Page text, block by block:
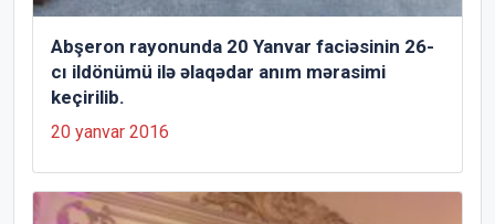
Abşeron rayonunda 20 Yanvar faciəsinin 26-
cı ildönümü ilə əlaqədar anım mərasimi
keçirilib.
20 yanvar 2016